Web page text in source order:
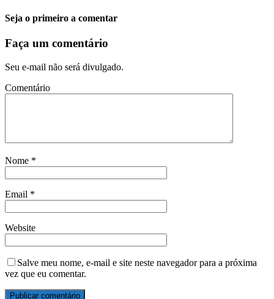
Seja o primeiro a comentar
Faça um comentário
Seu e-mail não será divulgado.
Comentário
Nome *
Email *
Website
Salve meu nome, e-mail e site neste navegador para a próxima
vez que eu comentar.